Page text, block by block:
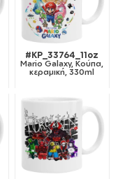
#KP_33764_11oz
Mario Galaxy, Κούπα,
κεραμική, 330ml